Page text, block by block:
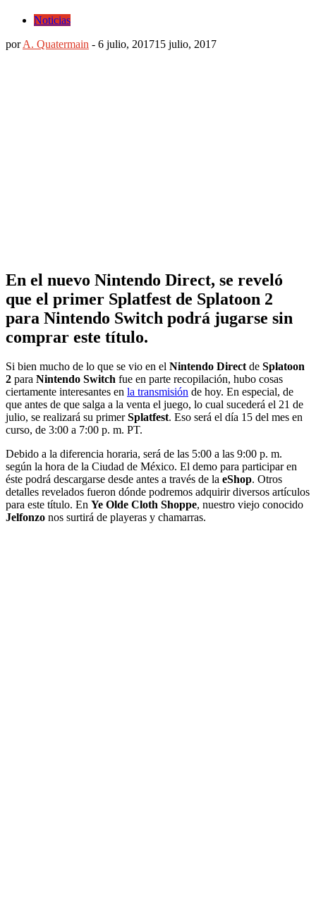
Noticias
porA. Quatermain - 6 julio, 201715 julio, 2017
En el nuevo Nintendo Direct, se reveló
que el primer Splatfest de Splatoon 2
para Nintendo Switch podrá jugarse sin
comprar este título.
Si bien mucho de lo que se vio en el Nintendo Directde Splatoon
2 para Nintendo Switch fue en parte recopilación, hubo cosas
ciertamente interesantes en la transmisión de hoy. En especial, de
que antes de que salga a la venta el juego, lo cual sucederá el 21 de
julio, se realizará su primerSplatfest. Eso será el día 15 del mes en
curso, de 3:00 a 7:00 p. m. PT.
Debido a la diferencia horaria, será de las 5:00 a las 9:00 p. m.
según la hora de la Ciudad de México. El demo para participar en
éste podrá descargarse desde antes a través de la eShop. Otros
detalles revelados fueron dónde podremos adquirir diversos artículos
para este título. En Ye Olde Cloth Shoppe, nuestro viejo conocido
Jelfonzo nos surtirá de playeras y chamarras.